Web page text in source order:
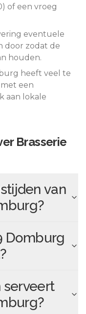
of een vroeg
eventuele
door zodat de
houden.
heeft veel te
een
aan lokale
Brasserie
van
?
Domburg
serveert
?